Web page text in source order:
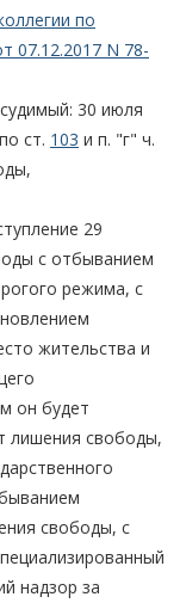
по
07.12.2017 N 78-
30 июля
ст. 103 и п. "г" ч.
29
с отбыванием
режима, с
жительства и
он будет
лишения свободы,
свободы, с
надзор за